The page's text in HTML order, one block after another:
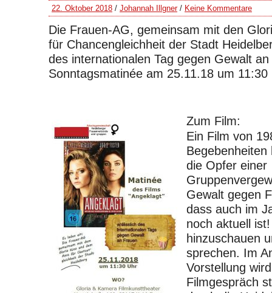
22. Oktober 2018 / Johannah Illgner/ Keine Kommentare
Die Frauen-AG, gemeinsam mit den
für Chancengleichheit der Stadt
des internationalen Tag gegen Gewalt
Sonntagsmatinée am 25.11.18 um 11:30
Zum Film:
Ein Film von
die Opfer einer
Gewalt gegen
dass auch im
noch aktuell
hinzuschauen
sprechen. Im
Vorstellung
Filmgespräch